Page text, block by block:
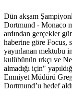
Dün akşam
Dortmund - Monaco
ardından gerçekler
haberine göre Focus,
yayınlanan mektubu
kulübünün ırkçı ve
almadığı için"
Emniyet Müdürü
Dortmund’u hedef